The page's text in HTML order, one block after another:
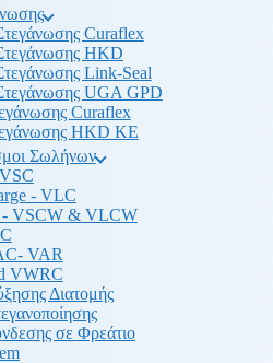
Curaflex
HKD
Link-Seal
UGA GPD
Curaflex
HKD KE
Σωλήνων
- VLC
- VSCW & VLCW
VAR
VWRC
Διατομής
σε Φρεάτιο